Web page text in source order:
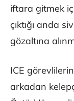
iftara gitmek
çıktığı anda
gözaltına
ICE
arkadan